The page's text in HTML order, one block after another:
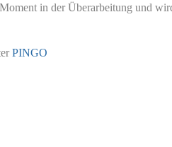
in der Überarbeitung und
PINGO